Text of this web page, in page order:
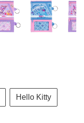
Hello Kitty